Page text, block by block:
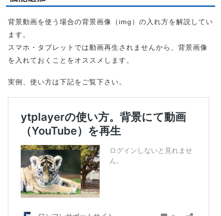
背景動画を使う場合の背景画像（img）の入れ方を解説してい
ます。
スマホ・タブレットでは動画再生されませんから、背景画像
を入れておくことをオススメします。
実例、使い方は下記をご覧下さい。